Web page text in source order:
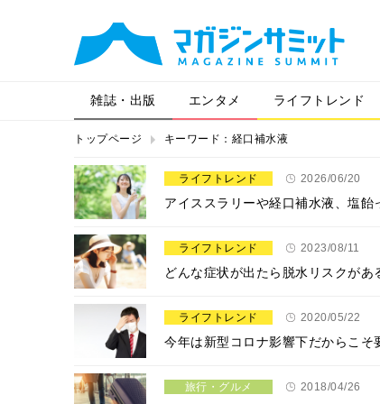
雑誌・出版 エンタメ ライフトレンド
トップページ キーワード：経口補水液
ライフトレンド 2026/06/20
アイススラリーや経口補水液、塩飴
ライフトレンド 2023/08/11
どんな症状が出たら脱水リスクが
ライフトレンド 2020/05/22
今年は新型コロナ影響下だからこ
旅行・グルメ 2018/04/26